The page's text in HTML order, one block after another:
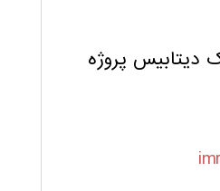
دیتابیس پروژه